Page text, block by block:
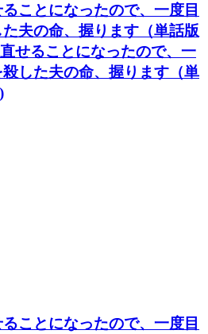
ことになったので、一度目
夫の命、握ります（単話版
せることになったので、一
した夫の命、握ります（単
ことになったので、一度目